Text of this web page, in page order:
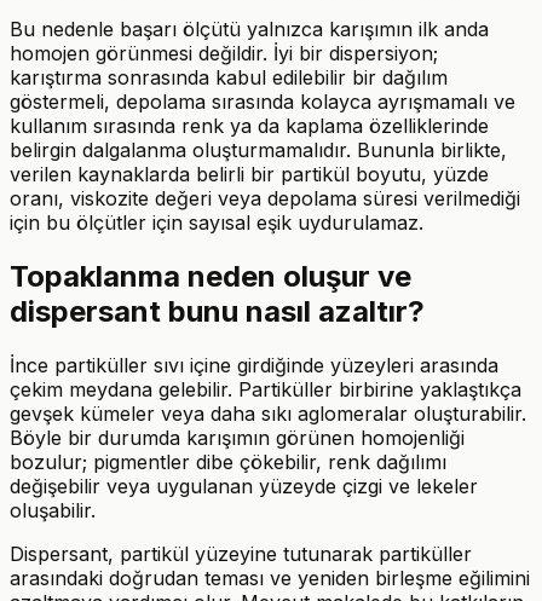
Bu nedenle başarı ölçütü yalnızca karışımın ilk anda
homojen görünmesi değildir. İyi bir dispersiyon;
karıştırma sonrasında kabul edilebilir bir dağılım
göstermeli, depolama sırasında kolayca ayrışmamalı ve
kullanım sırasında renk ya da kaplama özelliklerinde
belirgin dalgalanma oluşturmamalıdır. Bununla birlikte,
verilen kaynaklarda belirli bir partikül boyutu, yüzde
oranı, viskozite değeri veya depolama süresi verilmediği
için bu ölçütler için sayısal eşik uydurulamaz.
Topaklanma neden oluşur ve
dispersant bunu nasıl azaltır?
İnce partiküller sıvı içine girdiğinde yüzeyleri arasında
çekim meydana gelebilir. Partiküller birbirine yaklaştıkça
gevşek kümeler veya daha sıkı aglomeralar oluşturabilir.
Böyle bir durumda karışımın görünen homojenliği
bozulur; pigmentler dibe çökebilir, renk dağılımı
değişebilir veya uygulanan yüzeyde çizgi ve lekeler
oluşabilir.
Dispersant, partikül yüzeyine tutunarak partiküller
arasındaki doğrudan teması ve yeniden birleşme eğilimini